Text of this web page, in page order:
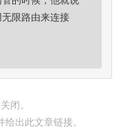
限路由来连接
闭。
给出此文章链接。